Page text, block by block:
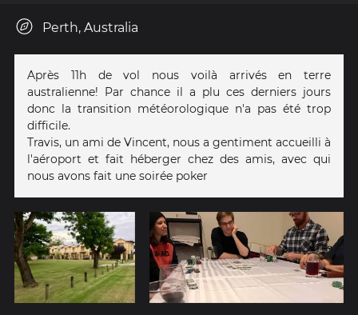
Perth, Australia
Après 11h de vol nous voilà arrivés en terre
australienne! Par chance il a plu ces derniers jours
donc la transition météorologique n'a pas été trop
difficile.
Travis, un ami de Vincent, nous a gentiment accueilli à
l'aéroport et fait héberger chez des amis, avec qui
nous avons fait une soirée poker